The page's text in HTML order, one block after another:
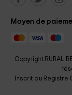
Moyen de
Copyright RURAL
Inscrit au Registre